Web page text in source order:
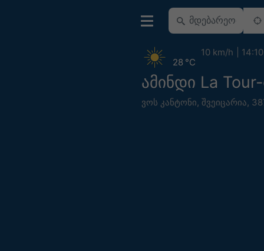
ამინდი La
ვოს კანტონი, შვეიცარია,
28 °C
10 km/h 14:10